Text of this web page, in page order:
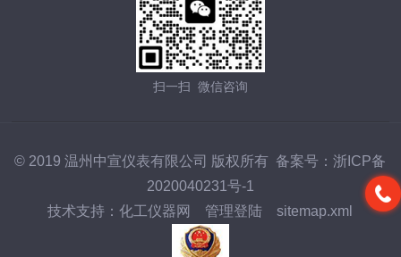
扫一扫 微信咨询
© 2019 温州中宣仪表有限公司 版权所有 备案号：浙ICP备
2020040231号-1
技术支持：化工仪器网 管理登陆 sitemap.xml